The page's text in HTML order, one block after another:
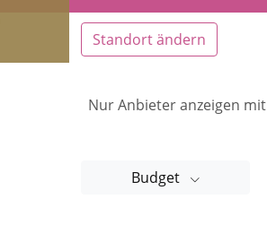
Standort ändern
Nur Anbieter anzeigen mit
Budget